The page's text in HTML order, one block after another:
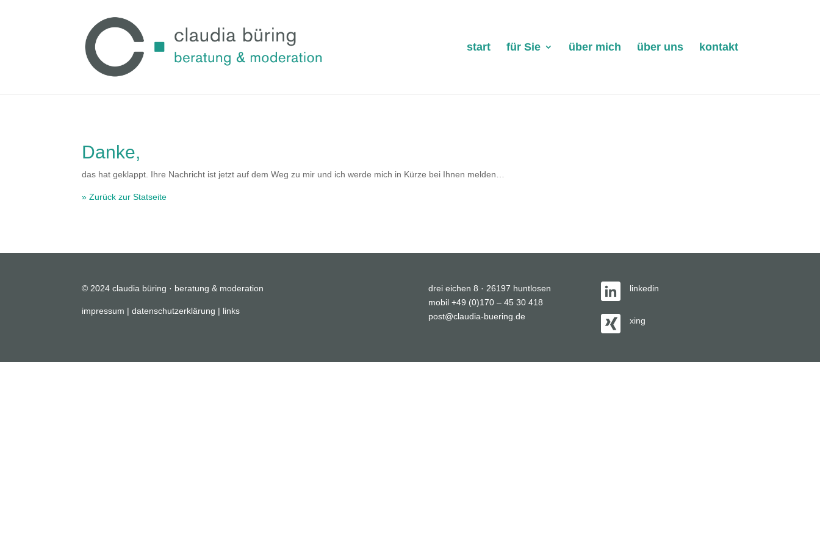
start für Sie über mich über uns kontakt
Danke,
das hat geklappt. Ihre Nachricht ist jetzt auf dem Weg zu mir und ich werde mich in Kürze bei Ihnen melden…
» Zurück zur Statseite
© 2024 claudia büring · beratung & moderation
impressum |datenschutzerklärung | links
drei eichen 8 · 26197 huntlosen
mobil +49 (0)170 – 45 30 418
post@claudia-buering.de
linkedin
xing